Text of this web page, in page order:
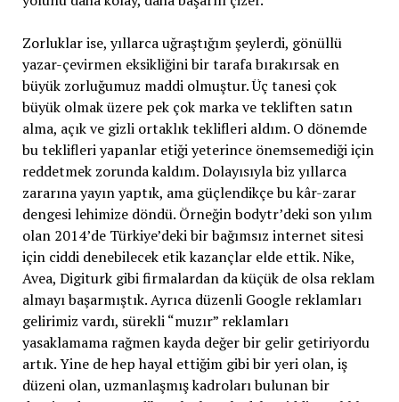
Zorluklar ise, yıllarca uğraştığım şeylerdi, gönüllü
yazar-çevirmen eksikliğini bir tarafa bırakırsak en
büyük zorluğumuz maddi olmuştur. Üç tanesi çok
büyük olmak üzere pek çok marka ve tekliften satın
alma, açık ve gizli ortaklık teklifleri aldım. O dönemde
bu teklifleri yapanlar etiği yeterince önemsemediği için
reddetmek zorunda kaldım. Dolayısıyla biz yıllarca
zararına yayın yaptık, ama güçlendikçe bu kâr-zarar
dengesi lehimize döndü. Örneğin bodytr’deki son yılım
olan 2014’de Türkiye’deki bir bağımsız internet sitesi
için ciddi denebilecek etik kazançlar elde ettik. Nike,
Avea, Digiturk gibi firmalardan da küçük de olsa reklam
almayı başarmıştık. Ayrıca düzenli Google reklamları
gelirimiz vardı, sürekli “muzır” reklamları
yasaklamama rağmen kayda değer bir gelir getiriyordu
artık. Yine de hep hayal ettiğim gibi bir yeri olan, iş
düzeni olan, uzmanlaşmış kadroları bulunan bir